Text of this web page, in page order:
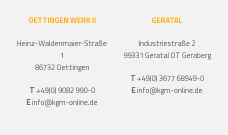
OETTINGEN WERK II
Heinz-Waldenmaier-Straße
1
86732 Oettingen
T +49(0) 9082 990-0
E info@kgm-online.de
GERATAL
Industriestraße 2
99331 Geratal OT Geraberg
T +49(0) 3677 68949-0
E info@kgm-online.de